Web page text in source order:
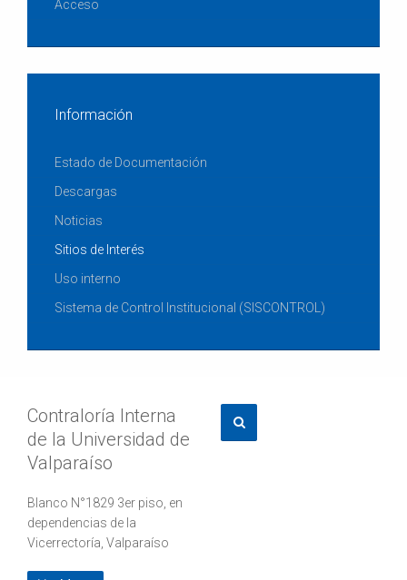
Acceso
Información
Estado de Documentación
Descargas
Noticias
Sitios de Interés
Uso interno
Sistema de Control Institucional (SISCONTROL)
Contraloría Interna
de la Universidad de
Valparaíso
Blanco N°1829 3er piso, en
dependencias de la
Vicerrectoría, Valparaíso